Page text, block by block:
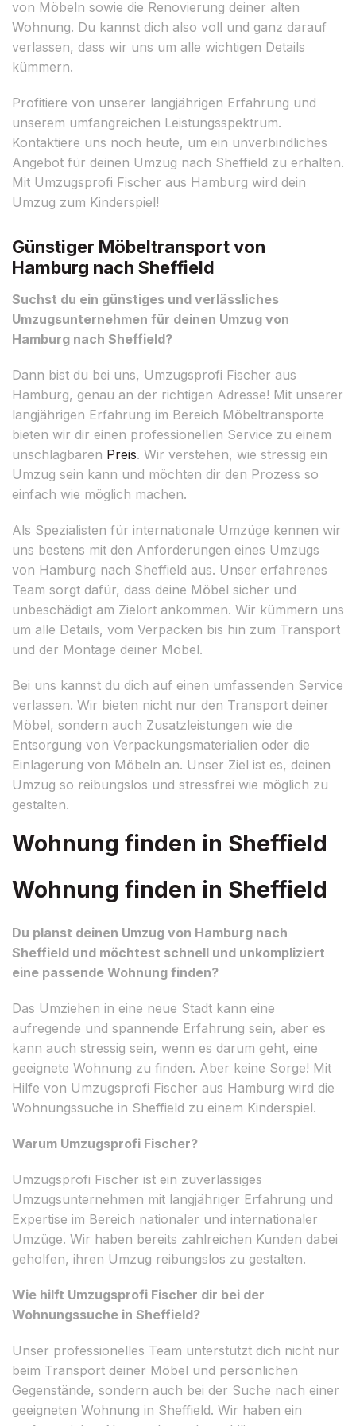
von Möbeln sowie die Renovierung deiner alten
Wohnung. Du kannst dich also voll und ganz darauf
verlassen, dass wir uns um alle wichtigen Details
kümmern.
Profitiere von unserer langjährigen Erfahrung und
unserem umfangreichen Leistungsspektrum.
Kontaktiere uns noch heute, um ein unverbindliches
Angebot für deinen Umzug nach Sheffield zu erhalten.
Mit Umzugsprofi Fischer aus Hamburg wird dein
Umzug zum Kinderspiel!
Günstiger Möbeltransport von
Hamburg nach Sheffield
Suchst du ein günstiges und verlässliches
Umzugsunternehmen für deinen Umzug von
Hamburg nach Sheffield?
Dann bist du bei uns, Umzugsprofi Fischer aus
Hamburg, genau an der richtigen Adresse! Mit unserer
langjährigen Erfahrung im Bereich Möbeltransporte
bieten wir dir einen professionellen Service zu einem
unschlagbaren Preis. Wir verstehen, wie stressig ein
Umzug sein kann und möchten dir den Prozess so
einfach wie möglich machen.
Als Spezialisten für internationale Umzüge kennen wir
uns bestens mit den Anforderungen eines Umzugs
von Hamburg nach Sheffield aus. Unser erfahrenes
Team sorgt dafür, dass deine Möbel sicher und
unbeschädigt am Zielort ankommen. Wir kümmern uns
um alle Details, vom Verpacken bis hin zum Transport
und der Montage deiner Möbel.
Bei uns kannst du dich auf einen umfassenden Service
verlassen. Wir bieten nicht nur den Transport deiner
Möbel, sondern auch Zusatzleistungen wie die
Entsorgung von Verpackungsmaterialien oder die
Einlagerung von Möbeln an. Unser Ziel ist es, deinen
Umzug so reibungslos und stressfrei wie möglich zu
gestalten.
Wohnung finden in Sheffield
Wohnung finden in Sheffield
Du planst deinen Umzug von Hamburg nach
Sheffield und möchtest schnell und unkompliziert
eine passende Wohnung finden?
Das Umziehen in eine neue Stadt kann eine
aufregende und spannende Erfahrung sein, aber es
kann auch stressig sein, wenn es darum geht, eine
geeignete Wohnung zu finden. Aber keine Sorge! Mit
Hilfe von Umzugsprofi Fischer aus Hamburg wird die
Wohnungssuche in Sheffield zu einem Kinderspiel.
Warum Umzugsprofi Fischer?
Umzugsprofi Fischer ist ein zuverlässiges
Umzugsunternehmen mit langjähriger Erfahrung und
Expertise im Bereich nationaler und internationaler
Umzüge. Wir haben bereits zahlreichen Kunden dabei
geholfen, ihren Umzug reibungslos zu gestalten.
Wie hilft Umzugsprofi Fischer dir bei der
Wohnungssuche in Sheffield?
Unser professionelles Team unterstützt dich nicht nur
beim Transport deiner Möbel und persönlichen
Gegenstände, sondern auch bei der Suche nach einer
geeigneten Wohnung in Sheffield. Wir haben ein